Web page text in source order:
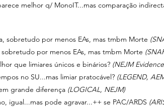
melhor q/ MonoIT...mas comparação
sobretudo por menos EAs, mas tmbm Morte
por menos EAs, mas tmbm Morte
que limiares únicos e binários? (NEJM
no SU...mas limiar pratocável? (LEGEND,
grande diferença (LOGICAL, NEJM)
igual...mas pode agravar...++ se PAC/ARDS